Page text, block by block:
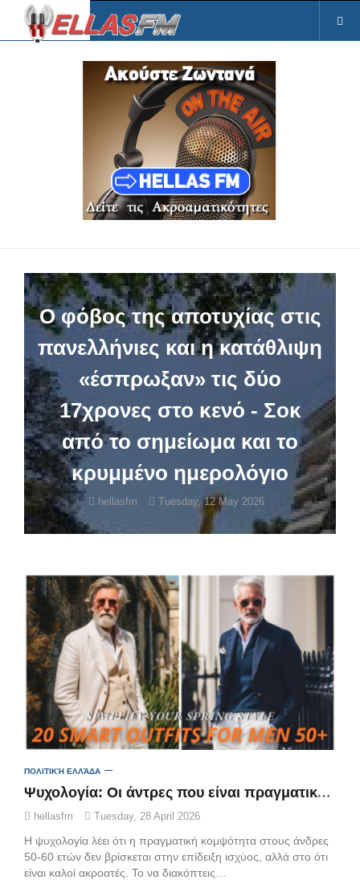
Ο φόβος της αποτυχίας στις
πανελλήνιες και η κατάθλιψη
«έσπρωξαν» τις δύο
17χρονες στο κενό - Σοκ
από το σημείωμα και το
κρυμμένο ημερολόγιο
hellasfm Tuesday, 12 May 2026
ΠΟΛΙΤΙΚΉ ΕΛΛΆΔΑ
Ψυχολογία: Οι άντρες που είναι πραγματικά κομψοί στα 50 και τα 60, δεν είναι αυτοί με το ακριβό ρολόι ή σακάκι
hellasfm Tuesday, 28 April 2026
Η ψυχολογία λέει ότι η πραγματική κομψότητα στους άνδρες
50-60 ετών δεν βρίσκεται στην επίδειξη ισχύος, αλλά στο ότι
είναι καλοί ακροατές. Το να διακόπτεις…